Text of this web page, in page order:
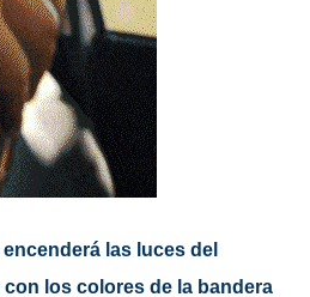
las luces del
los colores de la bandera